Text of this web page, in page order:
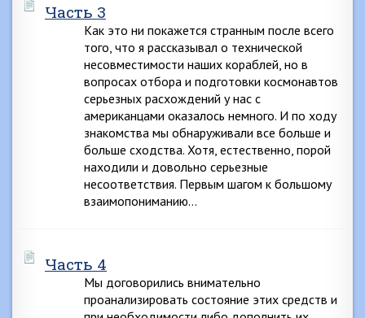
Часть 3
Как это ни покажется странным после всего
того, что я рассказывал о технической
несовместимости наших кораблей, но в
вопросах отбора и подготовки космонавтов
серьезных расхождений у нас с
американцами оказалось немного. И по ходу
знакомства мы обнаруживали все больше и
больше сходства. Хотя, естественно, порой
находили и довольно серьезные
несоответствия. Первым шагом к большому
взаимопониманию…
Часть 4
Мы договорились внимательно
проанализировать состояние этих средств и